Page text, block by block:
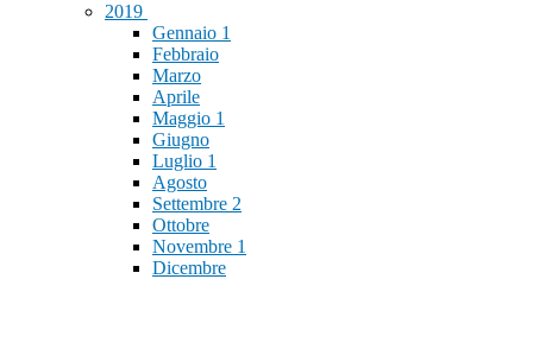
2019
Gennaio 1
Febbraio
Marzo
Aprile
Maggio 1
Giugno
Luglio 1
Agosto
Settembre 2
Ottobre
Novembre 1
Dicembre